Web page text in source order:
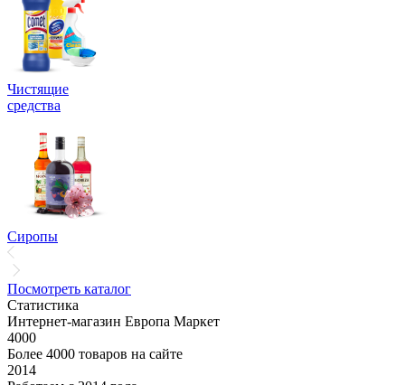
Чистящие
средства
Сиропы
Посмотреть каталог
Статистика
Интернет-магазин Европа Маркет
4000
Более 4000 товаров на сайте
2014